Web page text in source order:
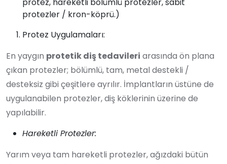
protez, hareketli bölümlü protezler, sabit
protezler / kron-köprü.)
Protez Uygulamaları:
En yaygın protetik diş tedavileri arasında ön plana
çıkan protezler; bölümlü, tam, metal destekli /
desteksiz gibi çeşitlere ayrılır. İmplantların üstüne de
uygulanabilen protezler, diş köklerinin üzerine de
yapılabilir.
Hareketli Protezler:
Yarım veya tam hareketli protezler, ağızdaki bütün